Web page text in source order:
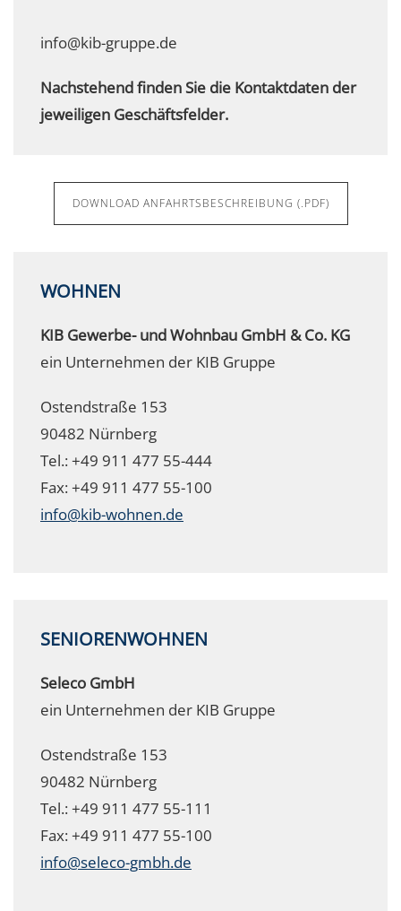
info@kib-gruppe.de
Nachstehend finden Sie die Kontaktdaten der
jeweiligen Geschäftsfelder.
DOWNLOAD ANFAHRTSBESCHREIBUNG (.PDF)
WOHNEN
KIB Gewerbe- und Wohnbau GmbH & Co. KG
ein Unternehmen der KIB Gruppe
Ostendstraße 153
90482 Nürnberg
Tel.: +49 911 477 55-444
Fax: +49 911 477 55-100
info@kib-wohnen.de
SENIORENWOHNEN
Seleco GmbH
ein Unternehmen der KIB Gruppe
Ostendstraße 153
90482 Nürnberg
Tel.: +49 911 477 55-111
Fax: +49 911 477 55-100
info@seleco-gmbh.de